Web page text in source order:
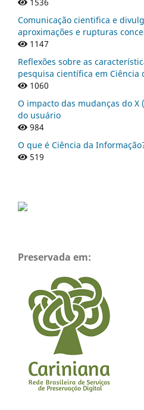
Comunicação cientifica e
aproximações e rupturas
1147
Reflexões sobre as
pesquisa científica em Ciência
1060
O impacto das mudanças do X
do usuário
984
O que é Ciência da
519
Preservada em: